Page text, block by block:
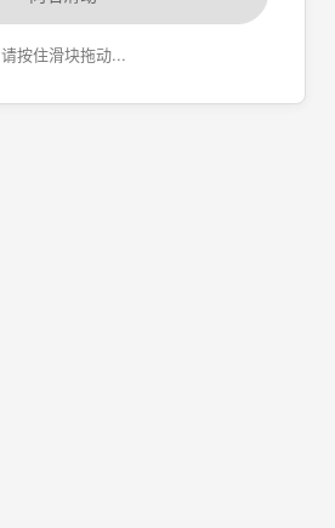
请按住滑块拖动...